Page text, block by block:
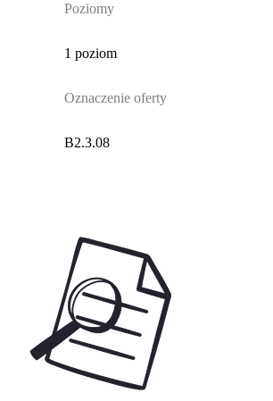
Poziomy
1 poziom
Oznaczenie oferty
B2.3.08